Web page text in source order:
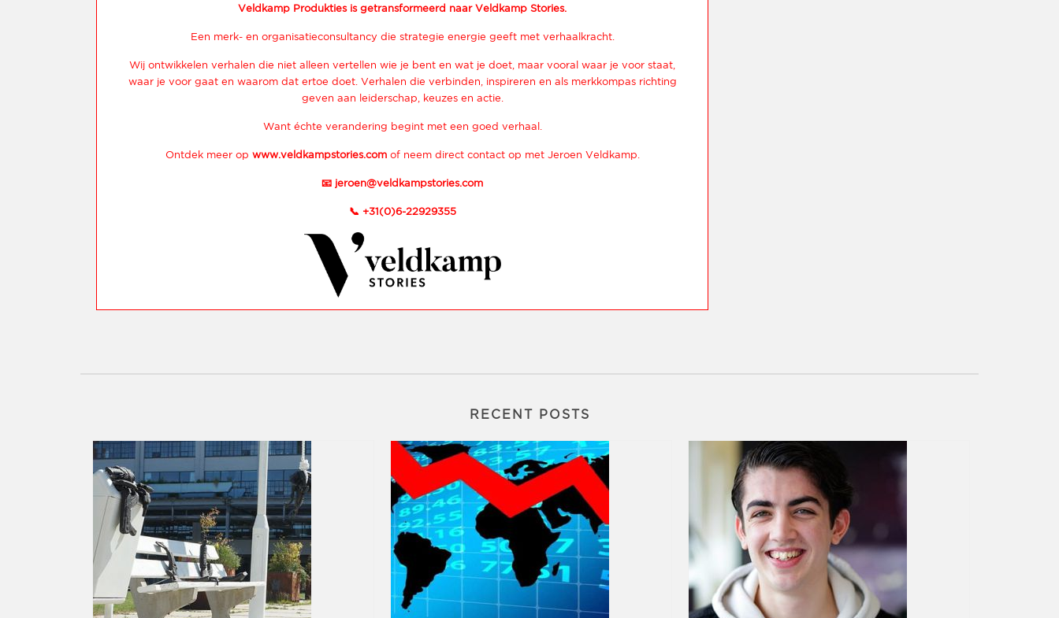
Veldkamp Produkties is getransformeerd naar Veldkamp Stories.
Een merk- en organisatieconsultancy die strategie energie geeft met verhaalkracht.
Wij ontwikkelen verhalen die niet alleen vertellen wie je bent en wat je doet, maar vooral waar je voor staat,
waar je voor gaat en waarom dat ertoe doet. Verhalen die verbinden, inspireren en als merkkompas richting
geven aan leiderschap, keuzes en actie.
Want échte verandering begint met een goed verhaal.
Ontdek meer op www.veldkampstories.comof neem direct contact op met Jeroen Veldkamp.
📧 jeroen@veldkampstories.com
📞 +31(0)6-22929355
RECENT POSTS